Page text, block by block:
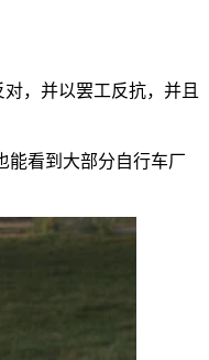
，并以罢工反抗，并且
能看到大部分自行车厂